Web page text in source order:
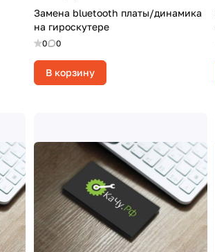
Замена bluetooth платы/динамика
на гироскутере
0 0
В корзину